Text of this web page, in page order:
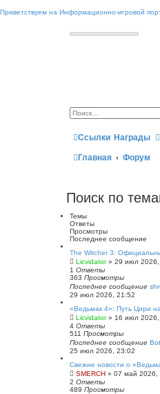
Приветствуем на Информационно-игровой
Ссылки Награды
Главная
Форум
Поиск по
Темы
Ответы
Просмотры
Последнее сообщение
The Witcher 3:
Licvidator» 29 июл 2026,
1 Ответы
363 Просмотры
Последнее сообщение
29 июл 2026, 21:52
«Ведьмак 4»: Путь Цири
Licvidator» 16 июл 2026,
4 Ответы
511 Просмотры
Последнее сообщение
25 июл 2026, 23:02
Свежие новости о
SMERCH » 07 май 2026,
2 Ответы
489 Просмотры